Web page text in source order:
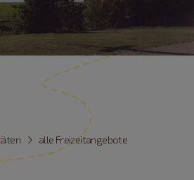
alle Freizeitangebote